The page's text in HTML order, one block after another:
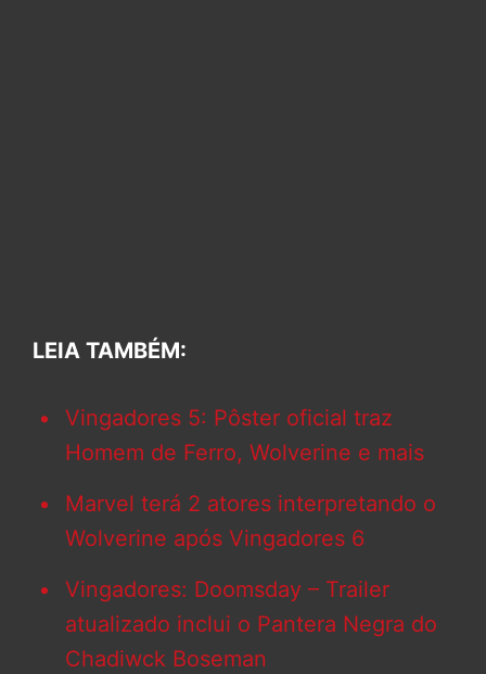
LEIA TAMBÉM:
Vingadores 5: Pôster oficial traz
Homem de Ferro, Wolverine e mais
Marvel terá 2 atores interpretando o
Wolverine após Vingadores 6
Vingadores: Doomsday – Trailer
atualizado inclui o Pantera Negra do
Chadiwck Boseman